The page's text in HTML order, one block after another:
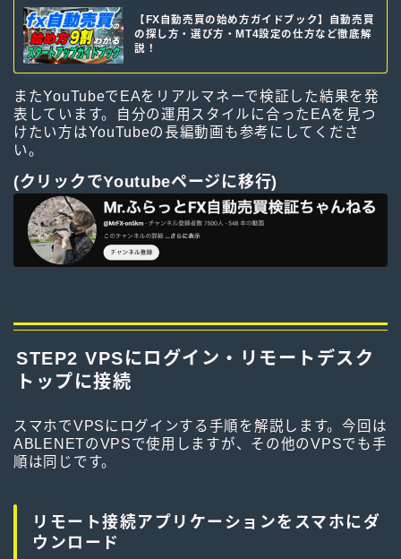
【FX自動売買の始め方ガイドブック】自動売買
の探し方・選び方・MT4設定の仕方など徹底解
説！
またYouTubeでEAをリアルマネーで検証した結果を発
表しています。自分の運用スタイルに合ったEAを見つ
けたい方はYouTubeの長編動画も参考にしてくださ
い。
(クリックでYoutubeページに移行)
STEP2 VPSにログイン・リモートデスク
トップに接続
スマホでVPSにログインする手順を解説します。今回は
ABLENETのVPSで使用しますが、その他のVPSでも手
順は同じです。
リモート接続アプリケーションをスマホにダ
ウンロード